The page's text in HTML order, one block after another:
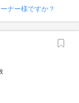
ナー様ですか？